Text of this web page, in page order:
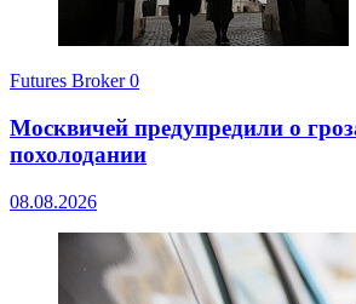
Futures Broker0
Москвичей предупредили о
похолодании
08.08.2026